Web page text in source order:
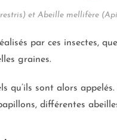
et Abeille mellifère
par ces insectes,
graines.
qu’ils sont alors
différentes